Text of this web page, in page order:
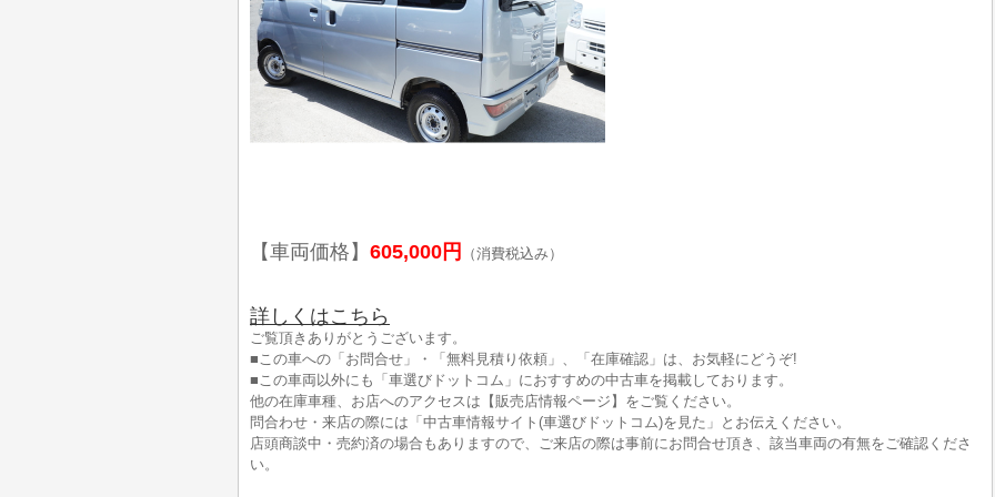
【車両価格】 605,000円 （消費税込み）
詳しくはこちら
ご覧頂きありがとうございます。
■この車への「お問合せ」・「無料見積り依頼」、「在庫確認」は、お気軽にどうぞ!
■この車両以外にも「車選びドットコム」におすすめの中古車を掲載しております。
他の在庫車種、お店へのアクセスは【販売店情報ページ】をご覧ください。
問合わせ・来店の際には「中古車情報サイト(車選びドットコム)を見た」とお伝えください。
店頭商談中・売約済の場合もありますので、ご来店の際は事前にお問合せ頂き、該当車両の有無をご確認くださ
い。